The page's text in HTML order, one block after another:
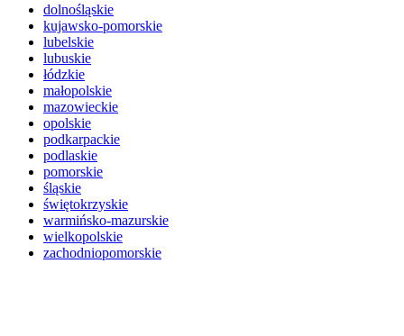
dolnośląskie
kujawsko-pomorskie
lubelskie
lubuskie
łódzkie
małopolskie
mazowieckie
opolskie
podkarpackie
podlaskie
pomorskie
śląskie
świętokrzyskie
warmińsko-mazurskie
wielkopolskie
zachodniopomorskie